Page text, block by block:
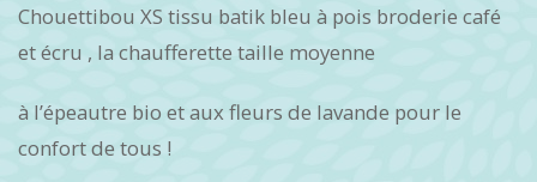
Chouettibou XS tissu batik bleu à pois broderie café
et écru , la chaufferette taille moyenne
à l’épeautre bio et aux fleurs de lavande pour le
confort de tous !